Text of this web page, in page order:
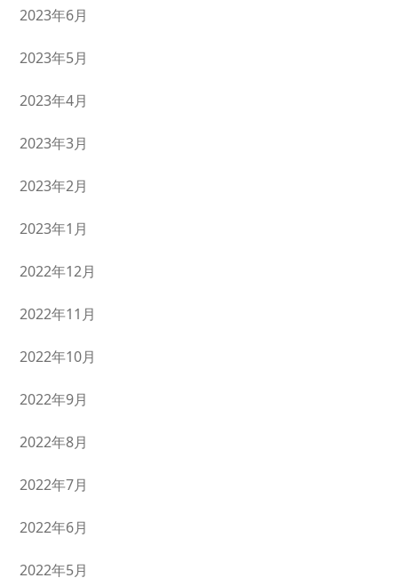
2023年6月
2023年5月
2023年4月
2023年3月
2023年2月
2023年1月
2022年12月
2022年11月
2022年10月
2022年9月
2022年8月
2022年7月
2022年6月
2022年5月